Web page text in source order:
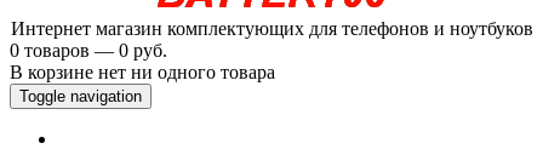
Интернет магазин комплектующих для телефонов и ноутбуков
0 товаров — 0 руб.
В корзине нет ни одного товара
Toggle navigation